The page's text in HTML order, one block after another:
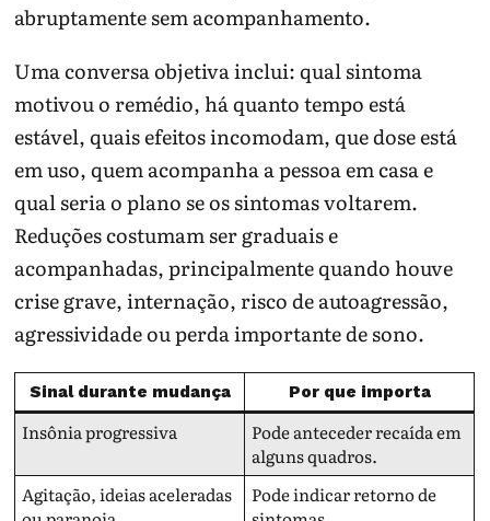
abruptamente sem acompanhamento.
Uma conversa objetiva inclui: qual sintoma
motivou o remédio, há quanto tempo está
estável, quais efeitos incomodam, que dose está
em uso, quem acompanha a pessoa em casa e
qual seria o plano se os sintomas voltarem.
Reduções costumam ser graduais e
acompanhadas, principalmente quando houve
crise grave, internação, risco de autoagressão,
agressividade ou perda importante de sono.
Sinal durante mudança Por que importa
Insônia progressiva
Pode anteceder recaída em
alguns quadros.
Agitação, ideias aceleradas
Pode indicar retorno de